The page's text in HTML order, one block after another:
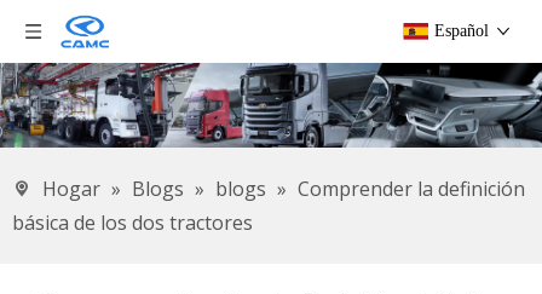
Español
Hogar » Blogs » blogs » Comprender la definición
básica de los dos tractores